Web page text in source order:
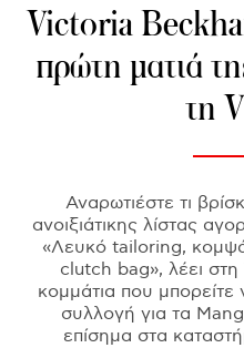
Victoria
πρώτη ματιά
τη
Αναρωτιέστε τι
ανοιξιάτικης λίστας
«Λευκό tailoring,
clutch bag», λέει
κομμάτια που
συλλογή για τα
επίσημα στα